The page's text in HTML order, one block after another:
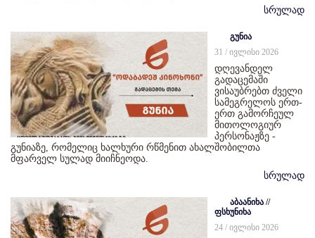
სრულად
გუნია
31 / ივლისი 2026
დღევანდელ
გადაცემაში
ვისაუბრებთ ძველი
სამეგრელოს ერთ-
ერთ გამორჩეულ
მითოლოგიურ
პერსონაჟზე -
გუნიაზე, რომელიც ხალხური რწმენით ახალშობილთა
მფარველ სულად მიიჩნეოდა.
სრულად
აბაანიხა //
ფსხუნიხა
24 / ივლისი 2026